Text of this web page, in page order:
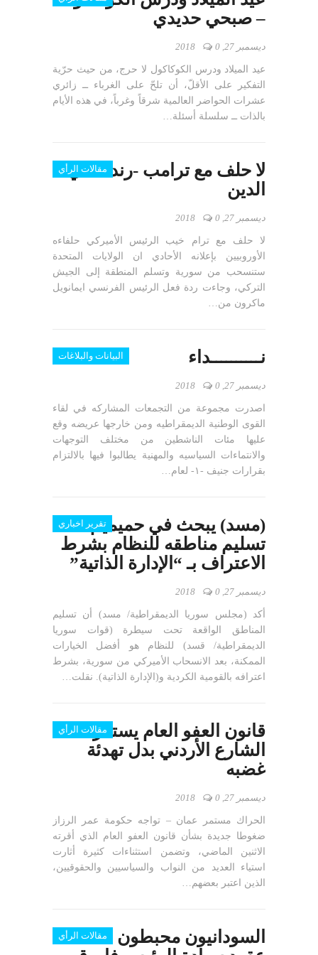
– صبحي حديدي
ديسمبر 27, 2018 0
عيد الميلاد ودرس الكوكاكول لا حرج، من حيث حرّية
التفكير على الأقلّ، أن تلحّ على الغرباء ــ زائري
عشرات الحواضر العالمية شرقاً وغرباً، في هذه الأيام
بالذات ــ سلسلة أسئلة…
مقالات الرأي
لا حلف مع ترامب -رندة تقي
الدين
ديسمبر 27, 2018 0
لا حلف مع ترام خيب الرئيس الأميركي حلفاءه
الأوروبيين بإعلانه الأحادي ان الولايات المتحدة
ستنسحب من سورية وتسلم المنطقة إلى الجيش
التركي، وجاءت ردة فعل الرئيس الفرنسي ايمانويل
ماكرون من…
البيانات والبلاغات نــــــــــداء
ديسمبر 27, 2018 0
اصدرت مجموعة من التجمعات المشاركه في لقاء
القوى الوطنية الديمقراطيه ومن خارجها عريضه وقع
عليها مئات الناشطين من مختلف التوجهات
والانتماءات السياسيه والمهنية يطالبوا فيها بالالتزام
بقرارات جنيف -١- لعام…
تقرير اخباري(مسد) يبحث في حميميم
تسليم مناطقه للنظام بشرط
الاعتراف بـ “الإدارة الذاتية”
ديسمبر 27, 2018 0
أكد (مجلس سوريا الديمقراطية/ مسد) أن تسليم
المناطق الواقعة تحت سيطرة (قوات سوريا
الديمقراطية/ قسد) للنظام هو أفضل الخيارات
الممكنة، بعد الانسحاب الأميركي من سورية، بشرط
اعترافه بالقومية الكردية و(الإدارة الذاتية). نقلت…
مقالات الرأيقانون العفو العام يستفز
الشارع الأردني بدل تهدئة
غضبه
ديسمبر 27, 2018 0
الحراك مستمر عمان – تواجه حكومة عمر الرزاز
ضغوطا جديدة بشأن قانون العفو العام الذي أقرته
الاثنين الماضي، وتضمن استثناءات كثيرة أثارت
استياء العديد من النواب والسياسيين والحقوقيين،
الذين اعتبر بعضهم…
مقالات الرأيالسودانيون محبطون منذ